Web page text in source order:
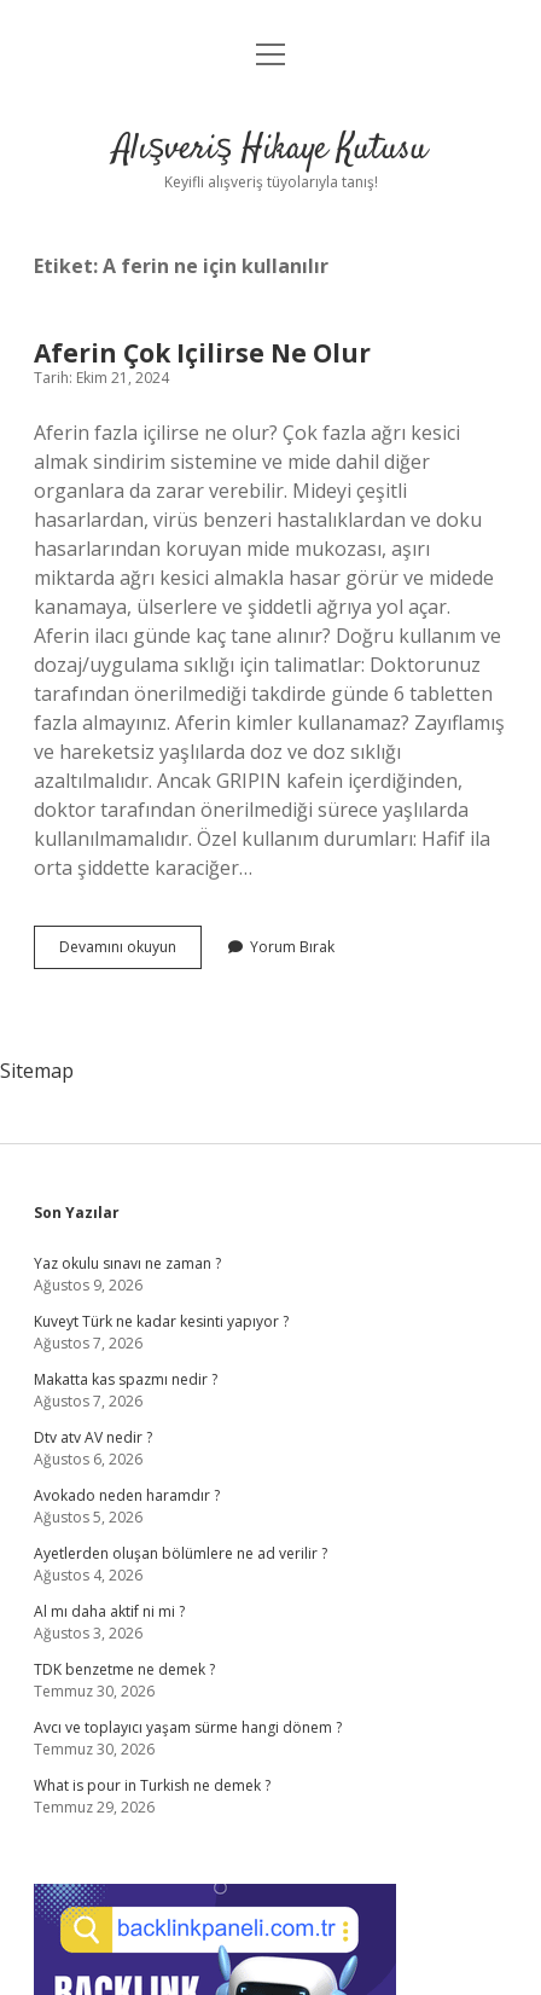
Anasayfa
Yasal Uyarı
menüyü
Alışveriş Hikaye Kutusu
Keyifli alışveriş tüyolarıyla tanış!
Etiket:A ferin ne için kullanılır
Aferin Çok Içilirse Ne Olur
Tarih: Ekim 21, 2024
Aferin fazla içilirse ne olur? Çok fazla ağrı kesici
almak sindirim sistemine ve mide dahil diğer
organlara da zarar verebilir. Mideyi çeşitli
hasarlardan, virüs benzeri hastalıklardan ve doku
hasarlarından koruyan mide mukozası, aşırı
miktarda ağrı kesici almakla hasar görür ve midede
kanamaya, ülserlere ve şiddetli ağrıya yol açar.
Aferin ilacı günde kaç tane alınır? Doğru kullanım ve
dozaj/uygulama sıklığı için talimatlar: Doktorunuz
tarafından önerilmediği takdirde günde 6 tabletten
fazla almayınız. Aferin kimler kullanamaz? Zayıflamış
ve hareketsiz yaşlılarda doz ve doz sıklığı
azaltılmalıdır. Ancak GRIPIN kafein içerdiğinden,
doktor tarafından önerilmediği sürece yaşlılarda
kullanılmamalıdır. Özel kullanım durumları: Hafif ila
orta şiddette karaciğer…
Devamını okuyun
Çok
Yorum Bırak
Sitemap
Sidebar
Son Yazılar
Yaz okulu sınavı ne zaman ?
Ağustos 9, 2026
Kuveyt Türk ne kadar kesinti yapıyor ?
Ağustos 7, 2026
Makatta kas spazmı nedir ?
Ağustos 7, 2026
Dtv atv AV nedir ?
Ağustos 6, 2026
Avokado neden haramdır ?
Ağustos 5, 2026
Ayetlerden oluşan bölümlere ne ad verilir ?
Ağustos 4, 2026
Al mı daha aktif ni mi ?
Ağustos 3, 2026
TDK benzetme ne demek ?
Temmuz 30, 2026
Avcı ve toplayıcı yaşam sürme hangi dönem ?
Temmuz 30, 2026
What is pour in Turkish ne demek ?
Temmuz 29, 2026